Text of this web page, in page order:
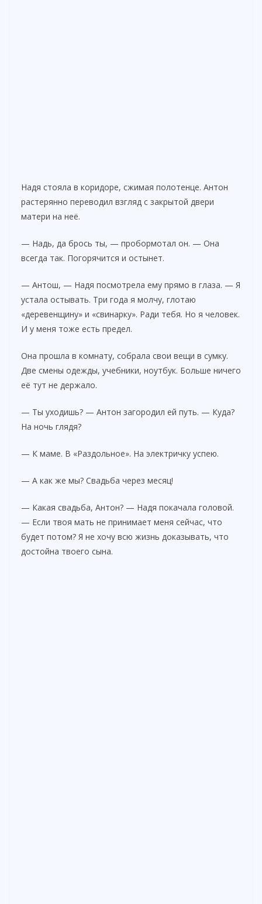
Надя стояла в коридоре, сжимая полотенце. Антон
растерянно переводил взгляд с закрытой двери
матери на неё.
— Надь, да брось ты, — пробормотал он. — Она
всегда так. Погорячится и остынет.
— Антош, — Надя посмотрела ему прямо в глаза. — Я
устала остывать. Три года я молчу, глотаю
«деревенщину» и «свинарку». Ради тебя. Но я человек.
И у меня тоже есть предел.
Она прошла в комнату, собрала свои вещи в сумку.
Две смены одежды, учебники, ноутбук. Больше ничего
её тут не держало.
— Ты уходишь? — Антон загородил ей путь. — Куда?
На ночь глядя?
— К маме. В «Раздольное». На электричку успею.
— А как же мы? Свадьба через месяц!
— Какая свадьба, Антон? — Надя покачала головой.
— Если твоя мать не принимает меня сейчас, что
будет потом? Я не хочу всю жизнь доказывать, что
достойна твоего сына.